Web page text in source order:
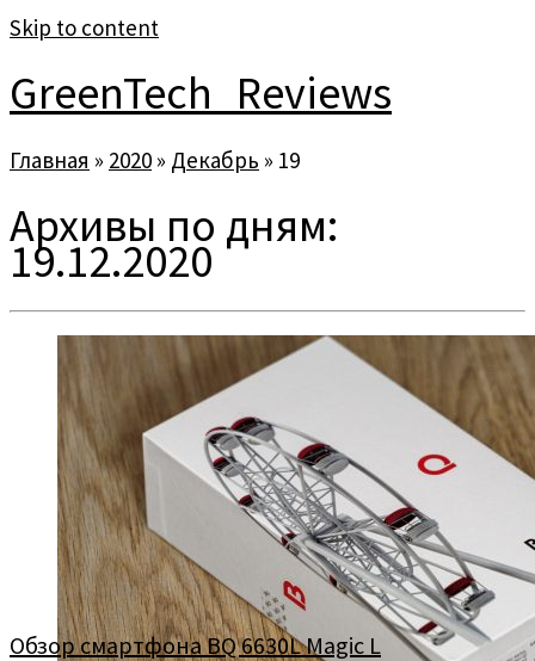
Skip to content
GreenTech_Reviews
Главная » 2020 » Декабрь » 19
Архивы по дням:
19.12.2020
Обзор смартфона BQ 6630L Magic L